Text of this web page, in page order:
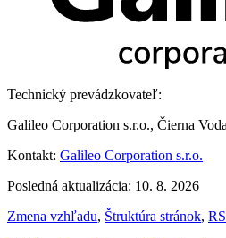
Technický prevádzkovateľ:
Galileo Corporation s.r.o., Čierna
Kontakt: Galileo Corporation s.r.o.
Posledná aktualizácia: 10. 8. 2026
Zmena vzhľadu, Štruktúra stránok,